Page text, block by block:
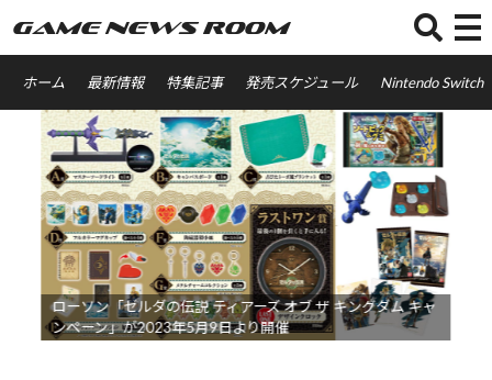
GAME NEWS ROOM
ホーム 最新情報 特集記事 発売スケジュール Nintendo Switch
ローソン「ゼルダの伝説 ティアーズ オブ ザ キングダム キャ
ンペーン」が2023年5月9日より開催